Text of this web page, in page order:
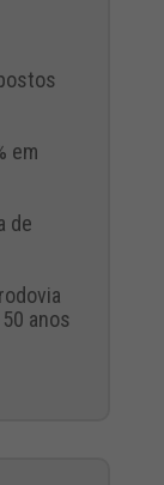
em
de
anos